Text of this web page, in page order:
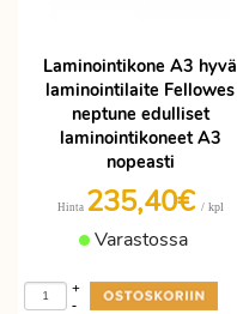
Laminointikone A3 hyvä
laminointilaite Fellowes
neptune edulliset
laminointikoneet A3
nopeasti
Hinta 235,40€ / kpl
Varastossa
-
+